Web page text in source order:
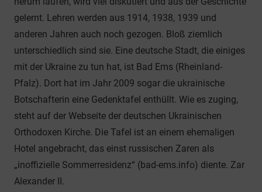
gelernt. Lehren werden aus 1914, 1938, 1939 und
anderen Jahren auch noch gezogen. Bloß ziemlich
unterschiedlich sind sie. Eine deutsche Stadt, die einiges
mit der Ukraine zu tun hat, ist Bad Ems (Rheinland-
Pfalz). Dort hat im Jahr 2009 sogar die ukrainische
Botschafterin eine Gedenktafel enthüllt. Wie es zuging,
steht auf der Webseite der deutschen Ukrainischen
Orthodoxen Kirche. Die Tafel ist an einem ehemaligen
Hotel angebracht, das einst russischen Zaren als
„inoffizielle Sommerresidenz“ (bad-ems.info) diente. Zar
Alexander II.